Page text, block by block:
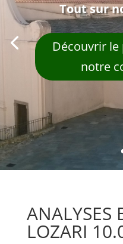
Tout sur
Découvrir
notre
ANALYSES
LOZARI